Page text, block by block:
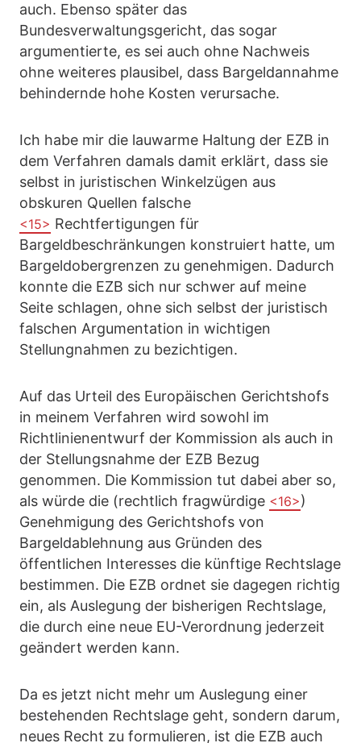
auch. Ebenso später das
Bundesverwaltungsgericht, das sogar
argumentierte, es sei auch ohne Nachweis
ohne weiteres plausibel, dass Bargeldannahme
behindernde hohe Kosten verursache.
Ich habe mir die lauwarme Haltung der EZB in
dem Verfahren damals damit erklärt, dass sie
selbst in juristischen Winkelzügen aus
obskuren Quellen falsche
<15> Rechtfertigungen für
Bargeldbeschränkungen konstruiert hatte, um
Bargeldobergrenzen zu genehmigen. Dadurch
konnte die EZB sich nur schwer auf meine
Seite schlagen, ohne sich selbst der juristisch
falschen Argumentation in wichtigen
Stellungnahmen zu bezichtigen.
Auf das Urteil des Europäischen Gerichtshofs
in meinem Verfahren wird sowohl im
Richtlinienentwurf der Kommission als auch in
der Stellungsnahme der EZB Bezug
genommen. Die Kommission tut dabei aber so,
als würde die (rechtlich fragwürdige <16>)
Genehmigung des Gerichtshofs von
Bargeldablehnung aus Gründen des
öffentlichen Interesses die künftige Rechtslage
bestimmen. Die EZB ordnet sie dagegen richtig
ein, als Auslegung der bisherigen Rechtslage,
die durch eine neue EU-Verordnung jederzeit
geändert werden kann.
Da es jetzt nicht mehr um Auslegung einer
bestehenden Rechtslage geht, sondern darum,
neues Recht zu formulieren, ist die EZB auch